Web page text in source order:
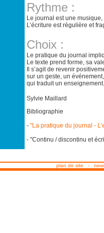
Rythme :
Le journal est une
L’écriture est régulière et
Choix :
Le pratique du journal
Le texte prend forme, sa
Il s’agit de revenir
sur un geste, un
qui traduit un enseignement.
Sylvie Maillard
Bibliographie
- "La pratique du journal -
- "Continu / discontinu et
plan de site -